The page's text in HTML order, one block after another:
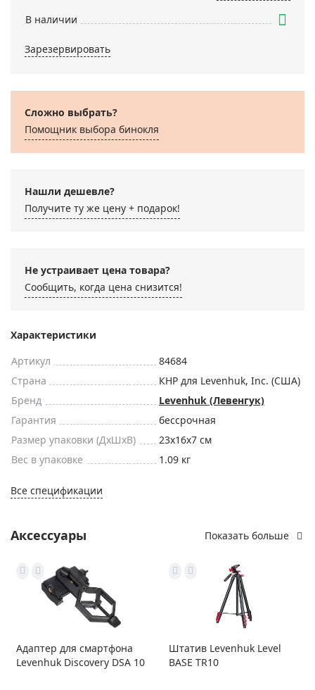
В наличии
Зарезервировать
Сложно выбрать?
Помощник выбора бинокля
Нашли дешевле?
Получите ту же цену + подарок!
Не устраивает цена товара?
Сообщить, когда цена снизится!
Характеристики
Артикул
84684
Страна
КНР для Levenhuk, Inc. (США)
Бренд
Levenhuk (Левенгук)
Гарантия
бессрочная
Размер упаковки (ДxШxВ)
23x16x7 см
Вес в упаковке
1.09 кг
Все спецификации
Аксессуары Показать больше
Адаптер для смартфона
Levenhuk Discovery DSA 10
Штатив Levenhuk Level
BASE TR10